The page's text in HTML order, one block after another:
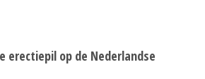
erectiepil op de Nederlandse